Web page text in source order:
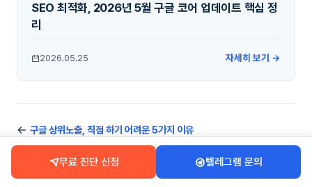
SEO 최적화, 2026년 5월 구글 코어 업데이트 핵심 정
리
2026.05.25 자세히 보기 →
← 구글 상위노출, 직접 하기 어려운 5가지 이유
백링크 업체 바꿔도 결과가 똑같은 3가지 이유→
무료 진단 신청 텔레그램 문의